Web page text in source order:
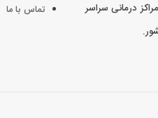
درمانی سراسر
تماس با ما